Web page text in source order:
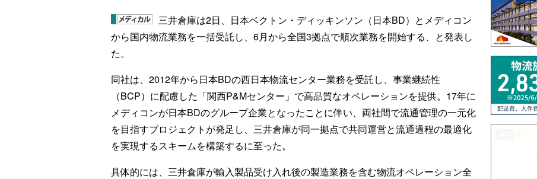
三井倉庫は2日、日本ベクトン・ディッキンソン（日本BD）とメディコン
から国内物流業務を一括受託し、6月から全国3拠点で順次業務を開始する、と発表し
た。
同社は、2012年から日本BDの西日本物流センター業務を受託し、事業継続性
（BCP）に配慮した「関西P&Mセンター」で高品質なオペレーションを提供。17年に
メディコンが日本BDのグループ企業となったことに伴い、両社間で流通管理の一元化
を目指すプロジェクトが発足し、三井倉庫が同一拠点で共同運営と流通過程の最適化
を実現するスキームを構築するに至った。
具体的には、三井倉庫が輸入製品受け入れ後の製造業務を含む物流オペレーション全